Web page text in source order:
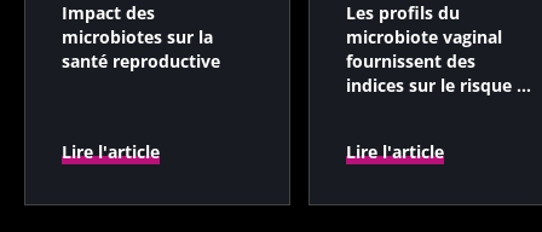
Impact des
microbiotes sur la
santé reproductive
Lire l'article
Les profils du
microbiote vaginal
fournissent des
indices sur le risque de
Lire l'article